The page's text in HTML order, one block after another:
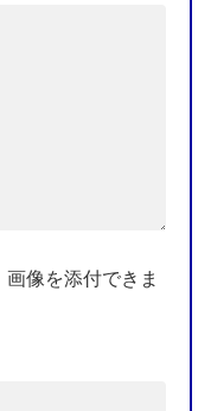
画像を添付できま